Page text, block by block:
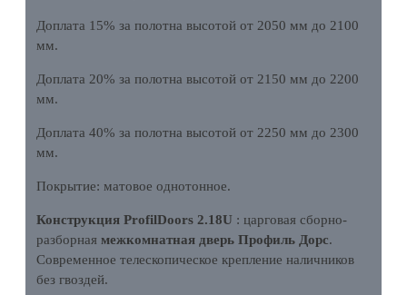
Доплата 15% за полотна высотой от 2050 мм до 2100
мм.
Доплата 20% за полотна высотой от 2150 мм до 2200
мм.
Доплата 40% за полотна высотой от 2250 мм до 2300
мм.
Покрытие: матовое однотонное.
Конструкция ProfilDoors 2.18U : царговая сборно-
разборная межкомнатная дверь Профиль Дорс.
Современное телескопическое крепление наличников
без гвоздей.